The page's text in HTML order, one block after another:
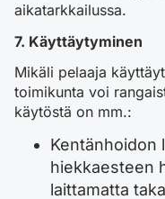
aikatarkkailussa.
7. Käyttäytyminen
Mikäli pelaaja
toimikunta voi
käytöstä on mm.:
Kentänhoidon
hiekkaesteen
laittamatta